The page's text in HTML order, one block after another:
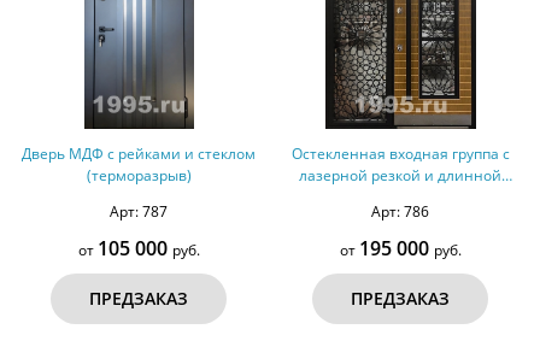
Дверь МДФ с рейками и стеклом
(терморазрыв)
Арт: 787
от 105 000 руб.
ПРЕДЗАКАЗ
Остекленная входная группа с
лазерной резкой и длинной
Арт: 786
от 195 000 руб.
ПРЕДЗАКАЗ